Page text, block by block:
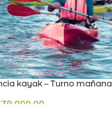
kayak – Turno mañana
39.000,00